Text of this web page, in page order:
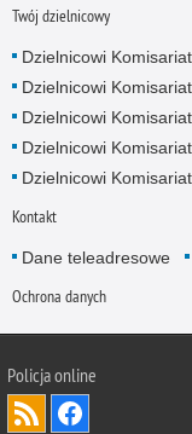
Twój dzielnicowy
Dzielnicowi
Dzielnicowi
Dzielnicowi
Dzielnicowi
Dzielnicowi
Kontakt
Dane teleadresowe
Ochrona danych
Policja online